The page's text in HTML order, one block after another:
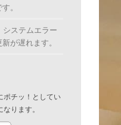
。
システムエラー
が遅れます。
ポチッ！としてい
ります。